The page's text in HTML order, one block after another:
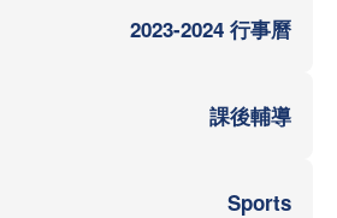
2023-2024 行事曆
課後輔導
Sports